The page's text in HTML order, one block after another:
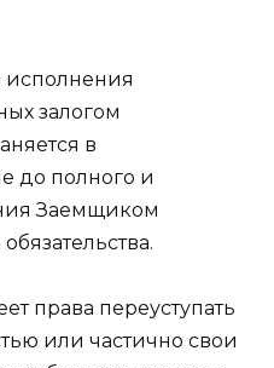
исполнения
залогом
в
до полного и
Заемщиком
права переуступать
или частично свои